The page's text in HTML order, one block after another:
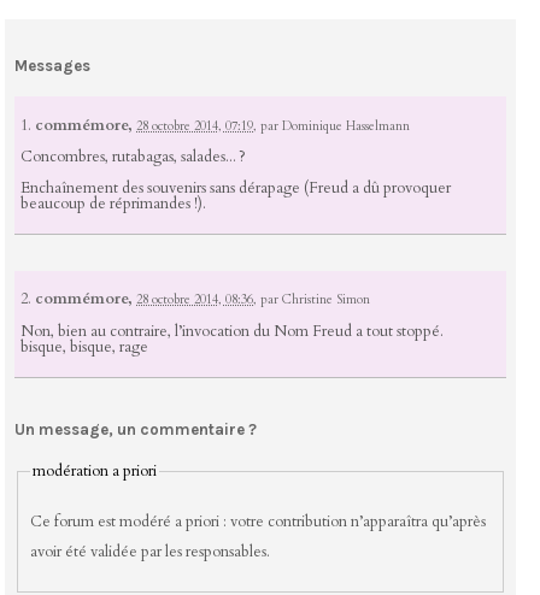
Messages
1. commémore,28 octobre 2014, 07:19,parDominique Hasselmann
Concombres, rutabagas, salades... ?
Enchaînement des souvenirs sans dérapage (Freud a dû provoquer
beaucoup de réprimandes !).
2. commémore,28 octobre 2014, 08:36,parChristine Simon
Non, bien au contraire, l’invocation du Nom Freud a tout stoppé.
bisque, bisque, rage
Un message, un commentaire ?
modération a priori
Ce forum est modéré a priori : votre contribution n’apparaîtra qu’après
avoir été validée par les responsables.